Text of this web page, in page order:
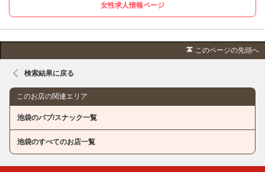
女性求人情報ページ
このページの先頭へ
検索結果に戻る
このお店の関連エリア
池袋のパブ/スナック一覧
池袋のすべてのお店一覧